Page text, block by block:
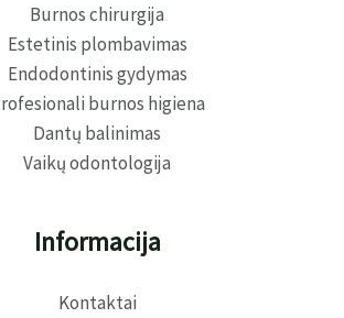
Burnos chirurgija
Estetinis plombavimas
Endodontinis gydymas
burnos higiena
Dantų balinimas
Vaikų odontologija
Informacija
Kontaktai